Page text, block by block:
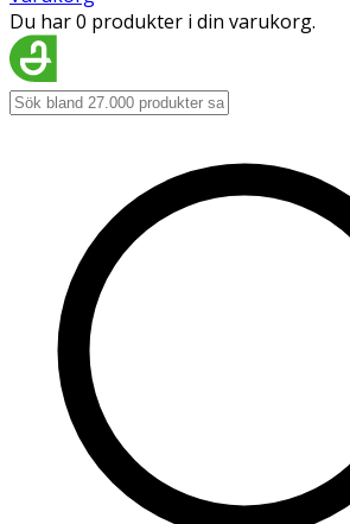
Du har 0 produkter i din varukorg.